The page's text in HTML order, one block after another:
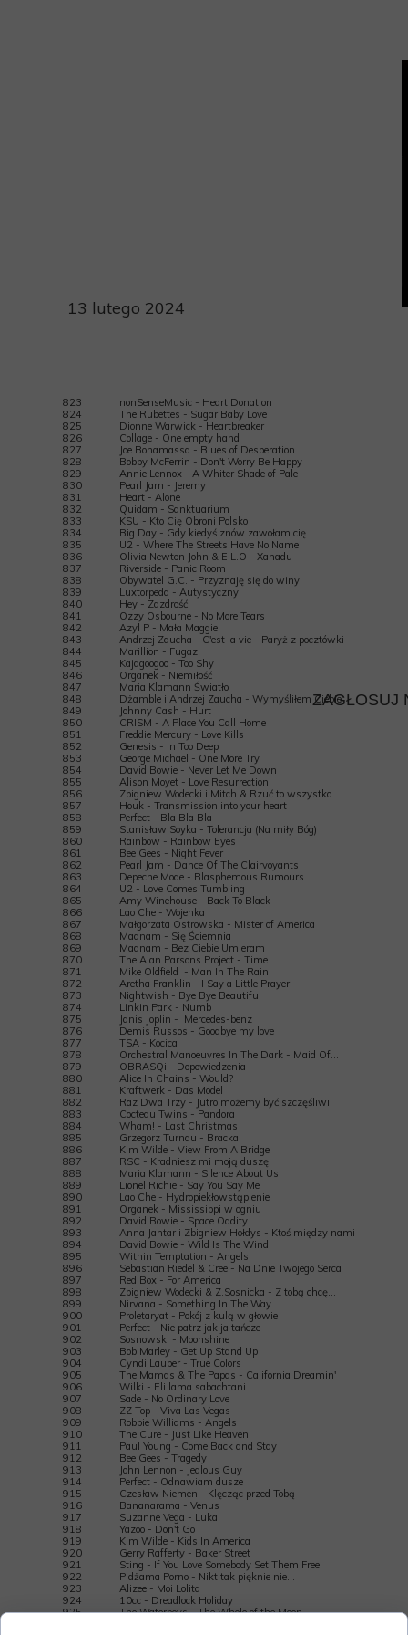
nonSenseMusic - Heart Donation
The Rubettes - Sugar Baby Love
Dionne Warwick - Heartbreaker
Collage - One empty hand
Joe Bonamassa - Blues of Desperation
Bobby McFerrin - Don't Worry Be Happy
Annie Lennox - A Whiter Shade of Pale
Pearl Jam - Jeremy
Heart - Alone
Quidam - Sanktuarium
KSU - Kto Cię Obroni Polsko
Big Day - Gdy kiedyś znów zawołam cię
U2 - Where The Streets Have No Name
Olivia Newton John & E.L.O - Xanadu
Riverside - Panic Room
Obywatel G.C. - Przyznaję się do winy
Luxtorpeda - Autystyczny
Hey - Zazdrość
Ozzy Osbourne - No More Tears
Azyl P - Mała Maggie
Andrzej Zaucha - C'est la vie - Paryż z pocztówki
Marillion - Fugazi
Kajagoogoo - Too Shy
Organek - Niemiłość
Maria Klamann Światło
Dżamble i Andrzej Zaucha - Wymyśliłem Ciebie
Johnny Cash - Hurt
CRISM - A Place You Call Home
Freddie Mercury - Love Kills
Genesis - In Too Deep
George Michael - One More Try
David Bowie - Never Let Me Down
Alison Moyet - Love Resurrection
Zbigniew Wodecki i Mitch & Rzuć to wszystko…
Houk - Transmission into your heart
Perfect - Bla Bla Bla
Stanisław Soyka - Tolerancja (Na miły Bóg)
Rainbow - Rainbow Eyes
Bee Gees - Night Fever
Pearl Jam - Dance Of The Clairvoyants
Depeche Mode - Blasphemous Rumours
U2 - Love Comes Tumbling
Amy Winehouse - Back To Black
Lao Che - Wojenka
Małgorzata Ostrowska - Mister of America
Maanam - Się Ściemnia
Maanam - Bez Ciebie Umieram
The Alan Parsons Project - Time
Mike Oldfield - Man In The Rain
Aretha Franklin - I Say a Little Prayer
Nightwish - Bye Bye Beautiful
Linkin Park - Numb
Janis Joplin - Mercedes-benz
Demis Russos - Goodbye my love
TSA - Kocica
Orchestral Manoeuvres In The Dark - Maid Of...
OBRASQi - Dopowiedzenia
Alice In Chains - Would?
Kraftwerk - Das Model
Raz Dwa Trzy - Jutro możemy być szczęśliwi
Cocteau Twins - Pandora
Wham! - Last Christmas
Grzegorz Turnau - Bracka
Kim Wilde - View From A Bridge
RSC - Kradniesz mi moją duszę
Maria Klamann - Silence About Us
Lionel Richie - Say You Say Me
Lao Che - Hydropiekłowstąpienie
Organek - Mississippi w ogniu
David Bowie - Space Oddity
Anna Jantar i Zbigniew Hołdys - Ktoś między nami
David Bowie - Wild Is The Wind
Within Temptation - Angels
Sebastian Riedel & Cree - Na Dnie Twojego Serca
Red Box - For America
Zbigniew Wodecki & Z.Sosnicka - Z tobą chcę…
Nirvana - Something In The Way
Proletaryat - Pokój z kulą w głowie
Perfect - Nie patrz jak ja tańcze
Sosnowski - Moonshine
Bob Marley - Get Up Stand Up
Cyndi Lauper - True Colors
The Mamas & The Papas - California Dreamin'
Wilki - Eli lama sabachtani
Sade - No Ordinary Love
ZZ Top - Viva Las Vegas
Robbie Williams - Angels
The Cure - Just Like Heaven
Paul Young - Come Back and Stay
Bee Gees - Tragedy
John Lennon - Jealous Guy
Perfect - Odnawiam dusze
Czesław Niemen - Klęcząc przed Tobą
Bananarama - Venus
Suzanne Vega - Luka
Yazoo - Don't Go
Kim Wilde - Kids In America
Gerry Rafferty - Baker Street
Sting - If You Love Somebody Set Them Free
Pidżama Porno - Nikt tak pięknie nie…
Alizee - Moi Lolita
10cc - Dreadlock Holiday
The Waterboys - The Whole of the Moon
823
824
825
826
827
828
829
830
831
832
833
834
835
836
837
838
839
840
841
842
843
844
845
846
847
848
849
850
851
852
853
854
855
856
857
858
859
860
861
862
863
864
865
866
867
868
869
870
871
872
873
874
875
876
877
878
879
880
881
882
883
884
885
886
887
888
889
890
891
892
893
894
895
896
897
898
899
900
901
902
903
904
905
906
907
908
909
910
911
912
913
914
915
916
917
918
919
920
921
922
923
924
925
13 lutego 2024
ZAGŁOSUJ